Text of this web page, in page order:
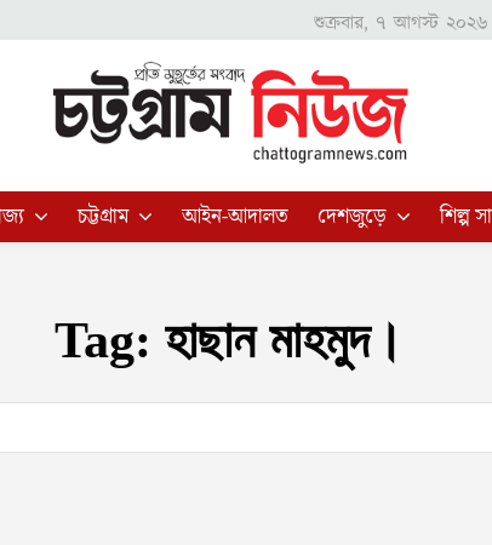
শুক্রবার, ৭ আগস্ট ২০২৬
চট্টগ্রাম আইন-আদালত দেশজুড়ে শিল্প
Tag: হাছান মাহমুদ।